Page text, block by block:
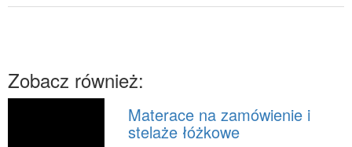
Agencje Reklamowe
RUCH
Imprezy Integracyjne
Zobacz również:
Materace na zamówienie i
stelaże łóżkowe